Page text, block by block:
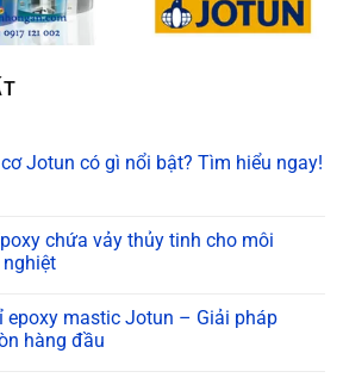
Jotun có gì nổi bật? Tìm hiểu ngay!
chứa vảy thủy tinh cho môi
epoxy mastic Jotun – Giải pháp
hàng đầu